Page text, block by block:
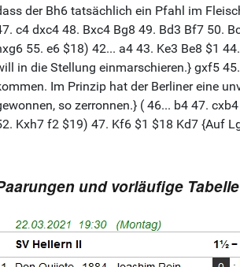
und vorläufige Tabelle